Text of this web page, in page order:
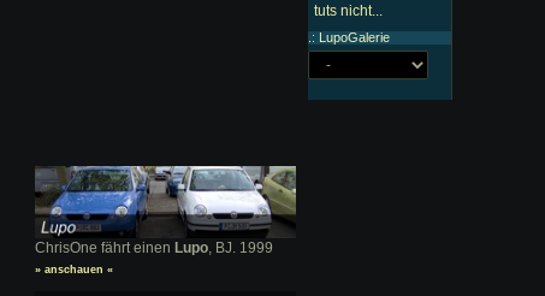
ChrisOne fährt einen Lupo, BJ. 1999
» anschauen «
tuts nicht...
.: LupoGalerie